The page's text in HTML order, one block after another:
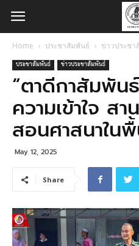
Home ประชาสัมพันธ์ ข่าวประชา
ประชาสัมพันธ์ ข่าวประชาสัมพันธ์
“ตาดีกาสัมพัน
ความเข้าใจ ส
สอนศาสนาใน
May 12, 2025
Share